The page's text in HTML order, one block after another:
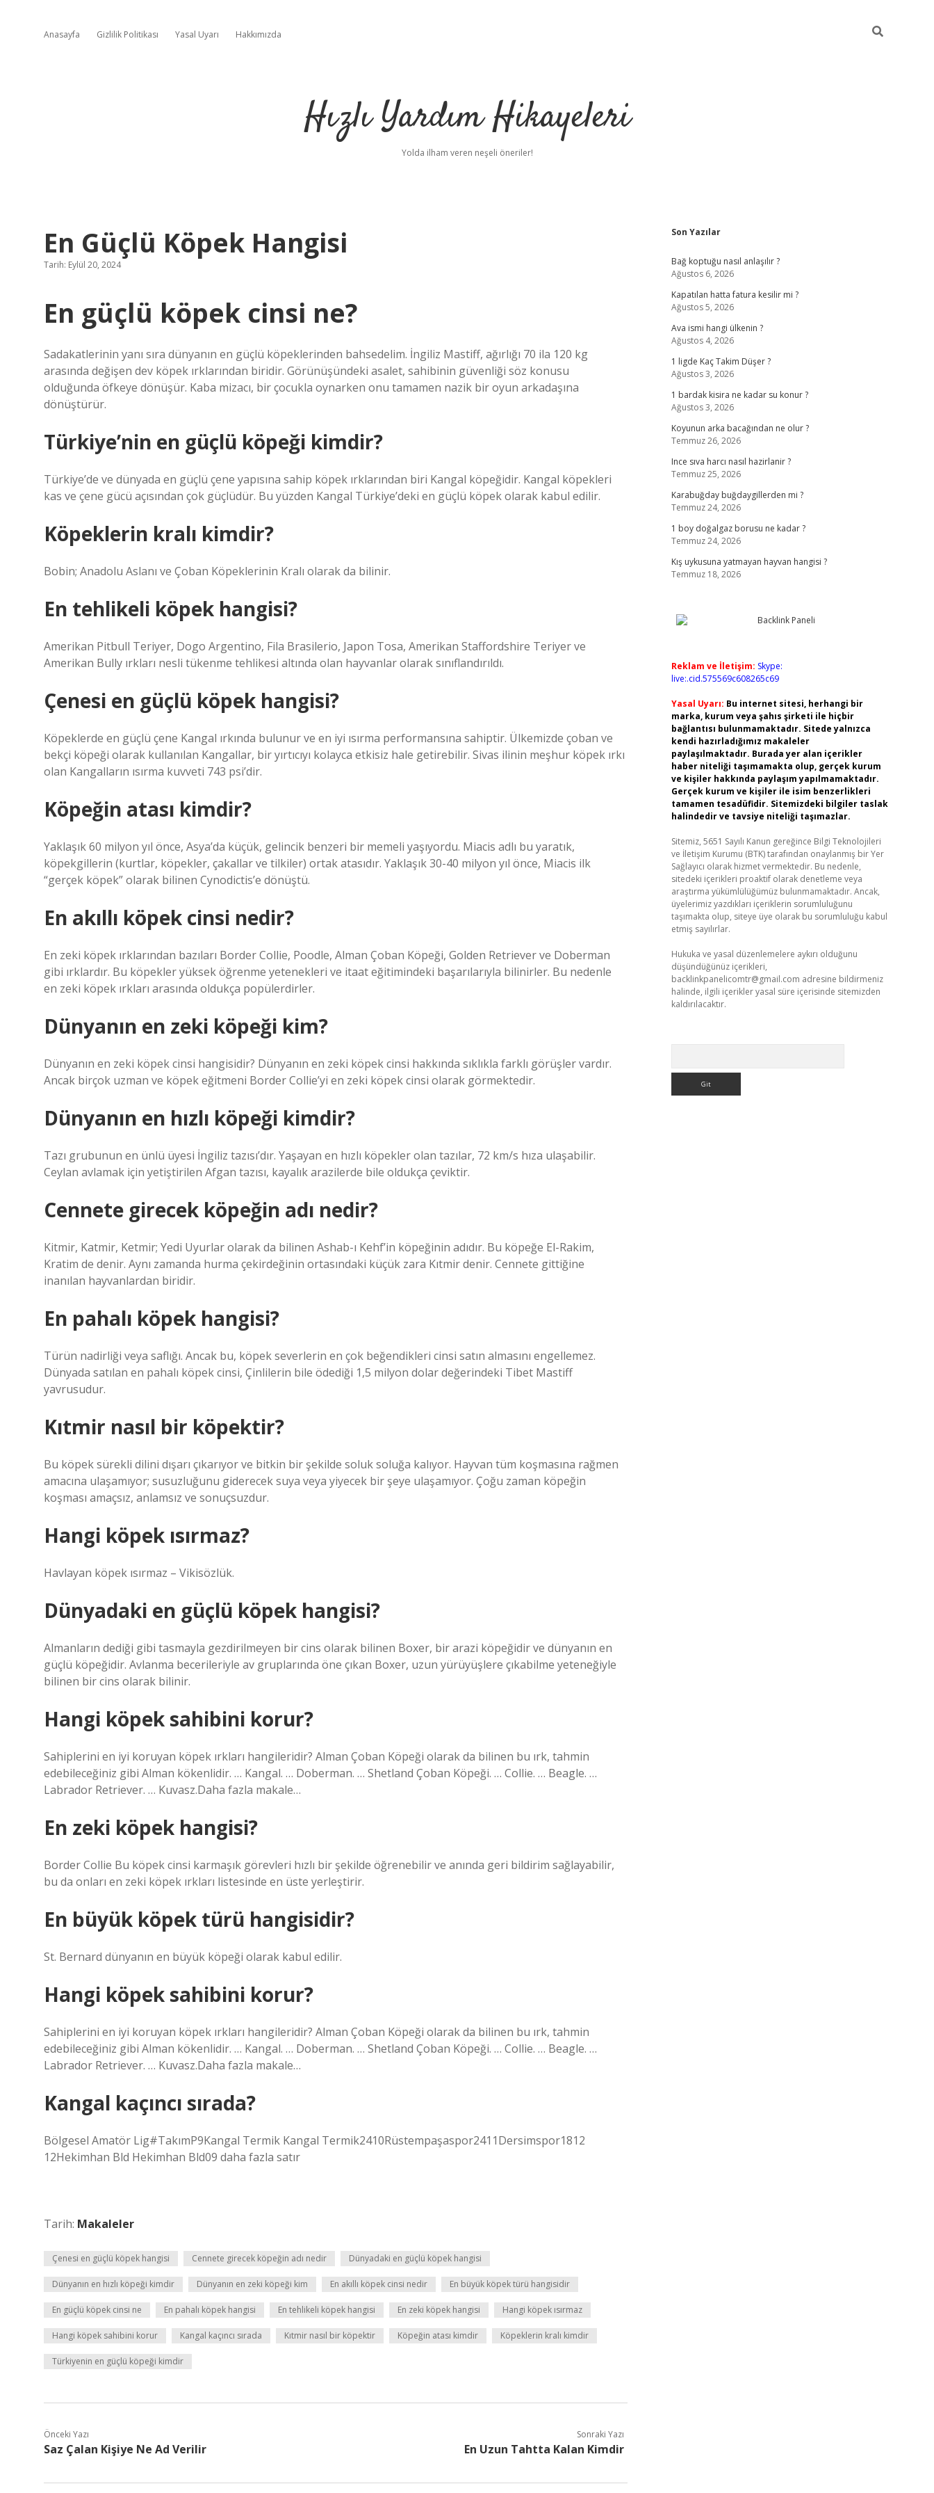
Anasayfa Gizlilik Politikası Yasal Uyarı Hakkımızda
Hızlı Yardım Hikayeleri
Yolda ilham veren neşeli öneriler!
En Güçlü Köpek Hangisi
Tarih: Eylül 20, 2024
En güçlü köpek cinsi ne?
Sadakatlerinin yanı sıra dünyanın en güçlü köpeklerinden bahsedelim. İngiliz Mastiff, ağırlığı 70 ila 120 kg
arasında değişen dev köpek ırklarından biridir. Görünüşündeki asalet, sahibinin güvenliği söz konusu
olduğunda öfkeye dönüşür. Kaba mizacı, bir çocukla oynarken onu tamamen nazik bir oyun arkadaşına
dönüştürür.
Türkiye’nin en güçlü köpeği kimdir?
Türkiye’de ve dünyada en güçlü çene yapısına sahip köpek ırklarından biri Kangal köpeğidir. Kangal köpekleri
kas ve çene gücü açısından çok güçlüdür. Bu yüzden Kangal Türkiye’deki en güçlü köpek olarak kabul edilir.
Köpeklerin kralı kimdir?
Bobin; Anadolu Aslanı ve Çoban Köpeklerinin Kralı olarak da bilinir.
En tehlikeli köpek hangisi?
Amerikan Pitbull Teriyer, Dogo Argentino, Fila Brasilerio, Japon Tosa, Amerikan Staffordshire Teriyer ve
Amerikan Bully ırkları nesli tükenme tehlikesi altında olan hayvanlar olarak sınıflandırıldı.
Çenesi en güçlü köpek hangisi?
Köpeklerde en güçlü çene Kangal ırkında bulunur ve en iyi ısırma performansına sahiptir. Ülkemizde çoban ve
bekçi köpeği olarak kullanılan Kangallar, bir yırtıcıyı kolayca etkisiz hale getirebilir. Sivas ilinin meşhur köpek ırkı
olan Kangalların ısırma kuvveti 743 psi’dir.
Köpeğin atası kimdir?
Yaklaşık 60 milyon yıl önce, Asya’da küçük, gelincik benzeri bir memeli yaşıyordu. Miacis adlı bu yaratık,
köpekgillerin (kurtlar, köpekler, çakallar ve tilkiler) ortak atasıdır. Yaklaşık 30-40 milyon yıl önce, Miacis ilk
“gerçek köpek” olarak bilinen Cynodictis’e dönüştü.
En akıllı köpek cinsi nedir?
En zeki köpek ırklarından bazıları Border Collie, Poodle, Alman Çoban Köpeği, Golden Retriever ve Doberman
gibi ırklardır. Bu köpekler yüksek öğrenme yetenekleri ve itaat eğitimindeki başarılarıyla bilinirler. Bu nedenle
en zeki köpek ırkları arasında oldukça popülerdirler.
Dünyanın en zeki köpeği kim?
Dünyanın en zeki köpek cinsi hangisidir? Dünyanın en zeki köpek cinsi hakkında sıklıkla farklı görüşler vardır.
Ancak birçok uzman ve köpek eğitmeni Border Collie’yi en zeki köpek cinsi olarak görmektedir.
Dünyanın en hızlı köpeği kimdir?
Tazı grubunun en ünlü üyesi İngiliz tazısı’dır. Yaşayan en hızlı köpekler olan tazılar, 72 km/s hıza ulaşabilir.
Ceylan avlamak için yetiştirilen Afgan tazısı, kayalık arazilerde bile oldukça çeviktir.
Cennete girecek köpeğin adı nedir?
Kitmir, Katmir, Ketmir; Yedi Uyurlar olarak da bilinen Ashab-ı Kehf’in köpeğinin adıdır. Bu köpeğe El-Rakim,
Kratim de denir. Aynı zamanda hurma çekirdeğinin ortasındaki küçük zara Kıtmir denir. Cennete gittiğine
inanılan hayvanlardan biridir.
En pahalı köpek hangisi?
Türün nadirliği veya saflığı. Ancak bu, köpek severlerin en çok beğendikleri cinsi satın almasını engellemez.
Dünyada satılan en pahalı köpek cinsi, Çinlilerin bile ödediği 1,5 milyon dolar değerindeki Tibet Mastiff
yavrusudur.
Kıtmir nasıl bir köpektir?
Bu köpek sürekli dilini dışarı çıkarıyor ve bitkin bir şekilde soluk soluğa kalıyor. Hayvan tüm koşmasına rağmen
amacına ulaşamıyor; susuzluğunu giderecek suya veya yiyecek bir şeye ulaşamıyor. Çoğu zaman köpeğin
koşması amaçsız, anlamsız ve sonuçsuzdur.
Hangi köpek ısırmaz?
Havlayan köpek ısırmaz – Vikisözlük.
Dünyadaki en güçlü köpek hangisi?
Almanların dediği gibi tasmayla gezdirilmeyen bir cins olarak bilinen Boxer, bir arazi köpeğidir ve dünyanın en
güçlü köpeğidir. Avlanma becerileriyle av gruplarında öne çıkan Boxer, uzun yürüyüşlere çıkabilme yeteneğiyle
bilinen bir cins olarak bilinir.
Hangi köpek sahibini korur?
Sahiplerini en iyi koruyan köpek ırkları hangileridir? Alman Çoban Köpeği olarak da bilinen bu ırk, tahmin
edebileceğiniz gibi Alman kökenlidir. … Kangal. … Doberman. … Shetland Çoban Köpeği. … Collie. … Beagle. …
Labrador Retriever. … Kuvasz.Daha fazla makale…
En zeki köpek hangisi?
Border Collie Bu köpek cinsi karmaşık görevleri hızlı bir şekilde öğrenebilir ve anında geri bildirim sağlayabilir,
bu da onları en zeki köpek ırkları listesinde en üste yerleştirir.
En büyük köpek türü hangisidir?
St. Bernard dünyanın en büyük köpeği olarak kabul edilir.
Hangi köpek sahibini korur?
Sahiplerini en iyi koruyan köpek ırkları hangileridir? Alman Çoban Köpeği olarak da bilinen bu ırk, tahmin
edebileceğiniz gibi Alman kökenlidir. … Kangal. … Doberman. … Shetland Çoban Köpeği. … Collie. … Beagle. …
Labrador Retriever. … Kuvasz.Daha fazla makale…
Kangal kaçıncı sırada?
Bölgesel Amatör Lig#TakımP9Kangal Termik Kangal Termik2410Rüstempaşaspor2411Dersimspor1812
12Hekimhan Bld Hekimhan Bld09 daha fazla satır
Tarih: Makaleler
Çenesi en güçlü köpek hangisi Cennete girecek köpeğin adı nedir Dünyadaki en güçlü köpek hangisi
Dünyanın en hızlı köpeği kimdir Dünyanın en zeki köpeği kim En akıllı köpek cinsi nedir En büyük köpek türü hangisidir
En güçlü köpek cinsi ne En pahalı köpek hangisi En tehlikeli köpek hangisi En zeki köpek hangisi Hangi köpek ısırmaz
Hangi köpek sahibini korur Kangal kaçıncı sırada Kıtmir nasıl bir köpektir Köpeğin atası kimdir Köpeklerin kralı kimdir
Türkiyenin en güçlü köpeği kimdir
Önceki Yazı
Saz Çalan Kişiye Ne Ad Verilir
Sonraki Yazı
En Uzun Tahtta Kalan Kimdir
Sidebar
Son Yazılar
Bağ koptuğu nasıl anlaşılır ?
Ağustos 6, 2026
Kapatılan hatta fatura kesilir mi ?
Ağustos 5, 2026
Ava ismi hangi ülkenin ?
Ağustos 4, 2026
1 ligde Kaç Takim Düşer ?
Ağustos 3, 2026
1 bardak kisira ne kadar su konur ?
Ağustos 3, 2026
Koyunun arka bacağından ne olur ?
Temmuz 26, 2026
Ince sıva harcı nasıl hazirlanir ?
Temmuz 25, 2026
Karabuğday buğdaygillerden mi ?
Temmuz 24, 2026
1 boy doğalgaz borusu ne kadar ?
Temmuz 24, 2026
Kış uykusuna yatmayan hayvan hangisi ?
Temmuz 18, 2026
Reklam ve İletişim: Skype:
live:.cid.575569c608265c69
Yasal Uyarı: Bu internet sitesi, herhangi bir
marka, kurum veya şahıs şirketi ile hiçbir
bağlantısı bulunmamaktadır. Sitede yalnızca
kendi hazırladığımız makaleler
paylaşılmaktadır. Burada yer alan içerikler
haber niteliği taşımamakta olup, gerçek kurum
ve kişiler hakkında paylaşım yapılmamaktadır.
Gerçek kurum ve kişiler ile isim benzerlikleri
tamamen tesadüfidir. Sitemizdeki bilgiler taslak
halindedir ve tavsiye niteliği taşımazlar.
Sitemiz, 5651 Sayılı Kanun gereğince Bilgi Teknolojileri
ve İletişim Kurumu (BTK) tarafından onaylanmış bir Yer
Sağlayıcı olarak hizmet vermektedir. Bu nedenle,
sitedeki içerikleri proaktif olarak denetleme veya
araştırma yükümlülüğümüz bulunmamaktadır. Ancak,
üyelerimiz yazdıkları içeriklerin sorumluluğunu
taşımakta olup, siteye üye olarak bu sorumluluğu kabul
etmiş sayılırlar.
Hukuka ve yasal düzenlemelere aykırı olduğunu
düşündüğünüz içerikleri,
backlinkpanelicomtr@gmail.com adresine bildirmeniz
halinde, ilgili içerikler yasal süre içerisinde sitemizden
kaldırılacaktır.